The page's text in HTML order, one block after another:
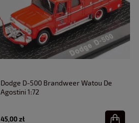
Dodge D-500 Brandweer Watou De
Agostini 1:72
45,00 zł